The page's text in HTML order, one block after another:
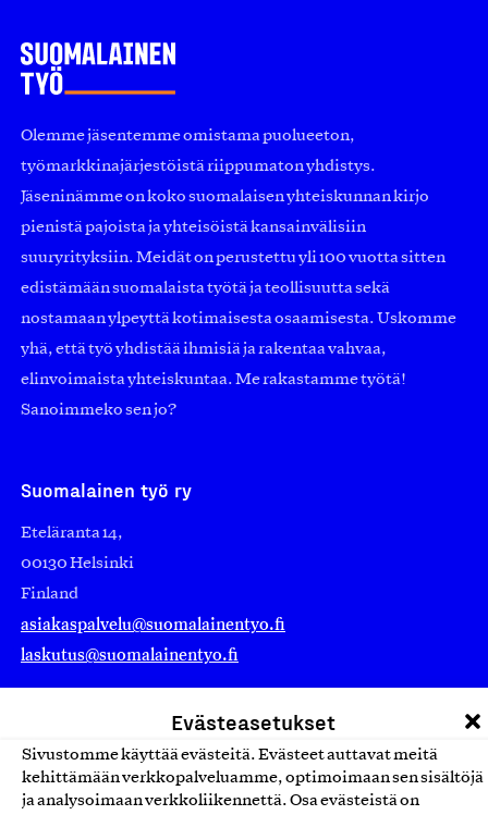
Evästeasetukset
Sivustomme käyttää evästeitä. Evästeet auttavat meitä
kehittämään verkkopalveluamme, optimoimaan sen sisältöjä
ja analysoimaan verkkoliikennettä. Osa evästeistä on
Olemme jäsentemme omistama puolueeton,
työmarkkinajärjestöistä riippumaton yhdistys.
Jäseninämme on koko suomalaisen yhteiskunnan kirjo
pienistä pajoista ja yhteisöistä kansainvälisiin
suuryrityksiin. Meidät on perustettu yli 100 vuotta sitten
edistämään suomalaista työtä ja teollisuutta sekä
nostamaan ylpeyttä kotimaisesta osaamisesta. Uskomme
yhä, että työ yhdistää ihmisiä ja rakentaa vahvaa,
elinvoimaista yhteiskuntaa. Me rakastamme työtä!
Sanoimmeko sen jo?
Suomalainen työ ry
Eteläranta 14,
00130 Helsinki
Finland
asiakaspalvelu@suomalainentyo.fi
laskutus@suomalainentyo.fi
Avainlippu